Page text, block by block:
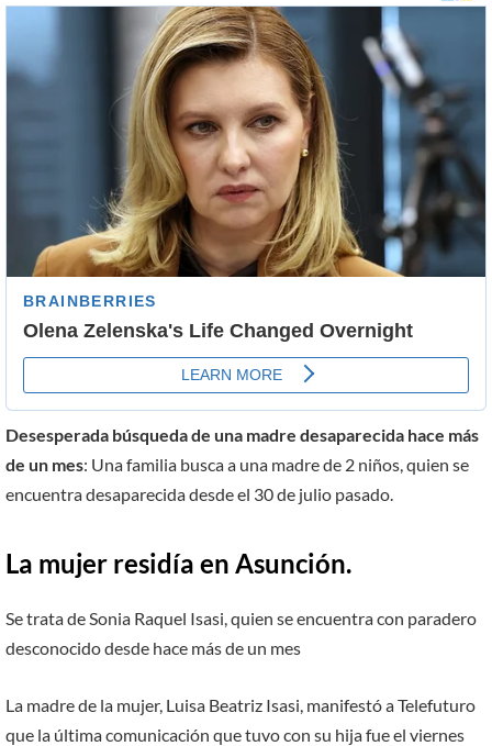
Desesperada búsqueda de una madre desaparecida hace más
de un mes: Una familia busca a una madre de 2 niños, quien se
encuentra desaparecida desde el 30 de julio pasado.
La mujer residía en Asunción.
Se trata de Sonia Raquel Isasi, quien se encuentra con paradero
desconocido desde hace más de un mes
La madre de la mujer, Luisa Beatriz Isasi, manifestó a Telefuturo
que la última comunicación que tuvo con su hija fue el viernes